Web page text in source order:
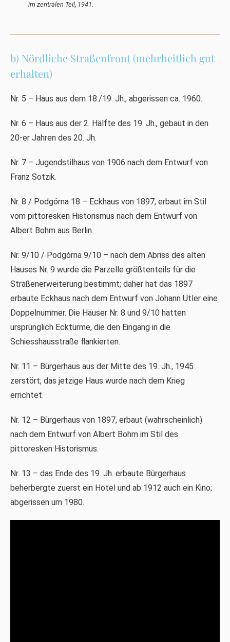
im zentralen Teil, 1941.
b) Nördliche Straßenfront (mehrheitlich gut
erhalten)
Nr. 5 – Haus aus dem 18./19. Jh., abgerissen ca. 1960.
Nr. 6 – Haus aus der 2. Hälfte des 19. Jh., gebaut in den
20-er Jahren des 20. Jh.
Nr. 7 – Jugendstilhaus von 1906 nach dem Entwurf von
Franz Sotzik.
Nr. 8 / Podgórna 18 – Eckhaus von 1897, erbaut im Stil
vom pittoresken Historismus nach dem Entwurf von
Albert Bohm aus Berlin.
Nr. 9/10 / Podgórna 9/10 – nach dem Abriss des alten
Hauses Nr. 9 wurde die Parzelle größtenteils für die
Straßenerweiterung bestimmt; daher hat das 1897
erbaute Eckhaus nach dem Entwurf von Johann Utler eine
Doppelnummer. Die Häuser Nr. 8 und 9/10 hatten
ursprünglich Ecktürme, die den Eingang in die
Schiesshausstraße flankierten.
Nr. 11 – Bürgerhaus aus der Mitte des 19. Jh., 1945
zerstört; das jetzige Haus wurde nach dem Krieg
errichtet.
Nr. 12 – Bürgerhaus von 1897, erbaut (wahrscheinlich)
nach dem Entwurf von Albert Bohm im Stil des
pittoresken Historismus.
Nr. 13 – das Ende des 19. Jh. erbaute Bürgerhaus
beherbergte zuerst ein Hotel und ab 1912 auch ein Kino;
abgerissen um 1980.